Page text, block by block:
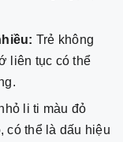
Trẻ không
liên tục có thể
li ti màu đỏ
có thể là dấu hiệu